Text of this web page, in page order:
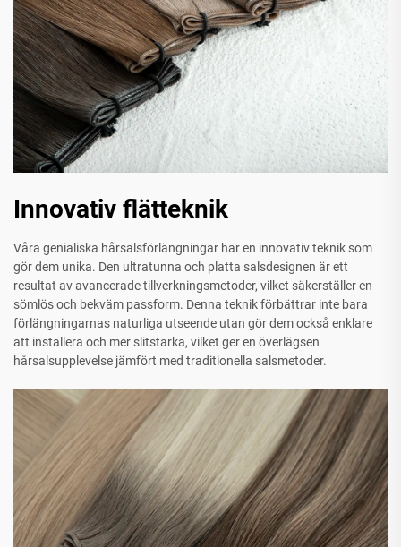
Innovativ flätteknik
Våra genialiska hårsalsförlängningar har en innovativ teknik som
gör dem unika. Den ultratunna och platta salsdesignen är ett
resultat av avancerade tillverkningsmetoder, vilket säkerställer en
sömlös och bekväm passform. Denna teknik förbättrar inte bara
förlängningarnas naturliga utseende utan gör dem också enklare
att installera och mer slitstarka, vilket ger en överlägsen
hårsalsupplevelse jämfört med traditionella salsmetoder.